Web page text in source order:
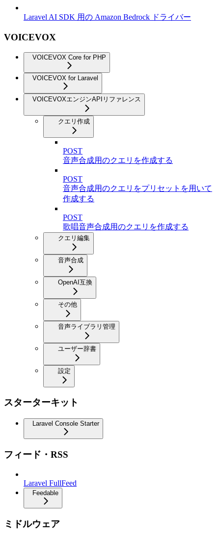
Laravel AI SDK 用の Amazon Bedrock ドライバー
VOICEVOX
VOICEVOX Core for PHP
VOICEVOX for Laravel
VOICEVOXエンジンAPIリファレンス
クエリ作成
POST
音声合成用のクエリを作成する
POST
音声合成用のクエリをプリセットを用いて
作成する
POST
歌唱音声合成用のクエリを作成する
クエリ編集
音声合成
OpenAI互換
その他
音声ライブラリ管理
ユーザー辞書
設定
スターターキット
Laravel Console Starter
フィード・RSS
Laravel FullFeed
Feedable
ミドルウェア